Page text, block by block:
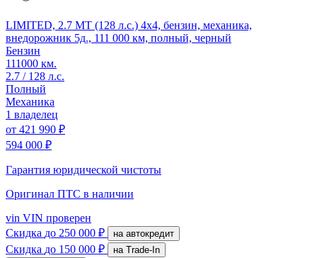
LIMITED, 2.7 MT (128 л.с.) 4x4, бензин, механика,
внедорожник 5д., 111 000 км, полный, черный
Бензин
111000 км.
2.7 / 128 л.с.
Полный
Механика
1 владелец
от 421 990 ₽
594 000 ₽
Гарантия юридической чистоты
Оригинал ПТС в наличии
vin VIN проверен
Скидка до 250 000 ₽ на автокредит
Скидка до 150 000 ₽
на Trade-In